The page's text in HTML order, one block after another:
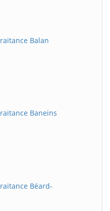
Balan
Baneins
Béard-